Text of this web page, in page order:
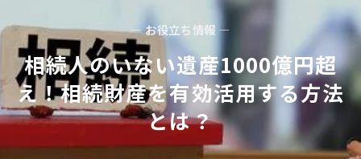
— お役立ち情報 —
相続人のいない遺産1000億円超
え！相続財産を有効活用する方法
とは？